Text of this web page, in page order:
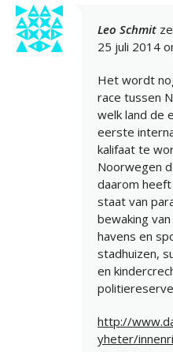
Leo Schmit
25 juli 2014
Het wordt
race tussen
welk land de
eerste
kalifaat te
Noorwegen
daarom
staat van
bewaking
havens en
stadhuizen,
en
http://
yheter/